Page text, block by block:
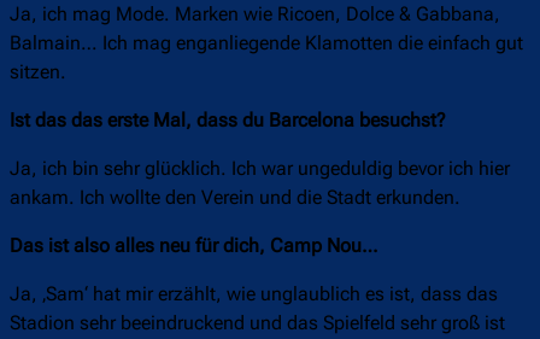
Ja, ich mag Mode. Marken wie Ricoen, Dolce & Gabbana,
Balmain… Ich mag enganliegende Klamotten die einfach gut
sitzen.
Ist das das erste Mal, dass du Barcelona besuchst?
Ja, ich bin sehr glücklich. Ich war ungeduldig bevor ich hier
ankam. Ich wollte den Verein und die Stadt erkunden.
Das ist also alles neu für dich, Camp Nou…
Ja, ‚Sam‘ hat mir erzählt, wie unglaublich es ist, dass das
Stadion sehr beeindruckend und das Spielfeld sehr groß ist